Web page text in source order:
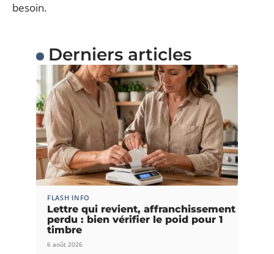
besoin.
Derniers articles
FLASH INFO
Lettre qui revient, affranchissement
perdu : bien vérifier le poid pour 1
timbre
6 août 2026